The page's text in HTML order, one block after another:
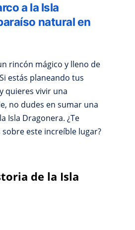
a la Isla
natural en
rincón mágico y lleno de
estás planeando tus
quieres vivir una
no dudes en sumar una
Isla Dragonera. ¿Te
este increíble lugar?
de la Isla